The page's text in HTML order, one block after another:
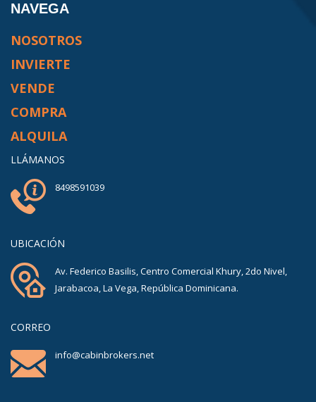
NAVEGA
NOSOTROS
INVIERTE
VENDE
COMPRA
ALQUILA
LLÁMANOS
8498591039
UBICACIÓN
Av. Federico Basilis, Centro Comercial Khury, 2do Nivel,
Jarabacoa, La Vega, República Dominicana.
CORREO
info@cabinbrokers.net